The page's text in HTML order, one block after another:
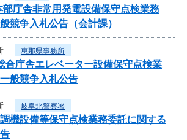
部庁舎非常用発電設備保守点検業務
競争入札公告（会計課）
恵那県事務所
合庁舎エレベーター設備保守点検業
般競争入札公告
岐阜北警察署
機設備等保守点検業務委託に関する